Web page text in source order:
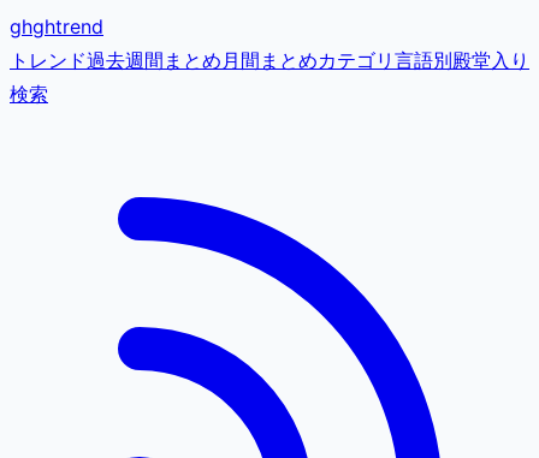
ghghtrend
トレンド過去週間まとめ月間まとめカテゴリ 言語別殿堂入り
検索